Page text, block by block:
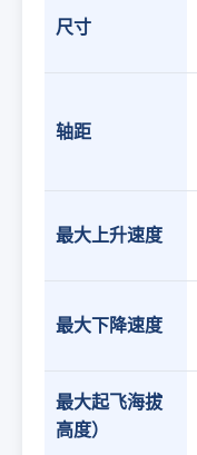
尺寸
轴距
最大上升速度
最大下降速度
最大起飞海拔
高度）